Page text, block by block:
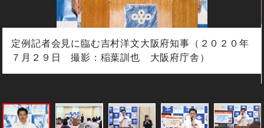
定例記者会見に臨む吉村洋文大阪府知事（２０２０年
７月２９日 撮影：稲葉訓也 大阪府庁舎）